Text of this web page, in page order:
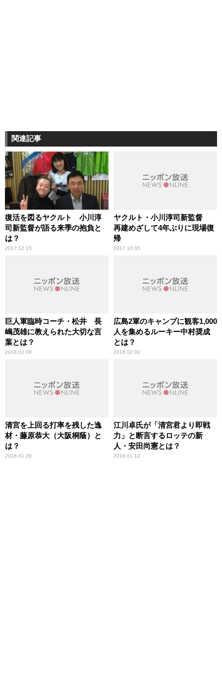
関連記事
復活を図るヤクルト 小川淳
司新監督が語る来季の抱負と
は？
2017.12.15
ヤクルト・小川淳司新監督
再建めざして4年ぶりに現場復
帰
2017.10.05
巨人軍臨時コーチ・松井 長
嶋茂雄に教えられた大切な言
葉とは？
2018.02.08
広島2軍のキャンプに観客1,000
人を集めるルーキー中村奨成
とは？
2018.02.02
清宮を上回る打率を残した逸
材・藤原恭大（大阪桐蔭）と
は？
2018.01.26
江川卓氏が「清宮君より即戦
力」と断言するロッテの新
人・安田尚憲とは？
2018.01.12